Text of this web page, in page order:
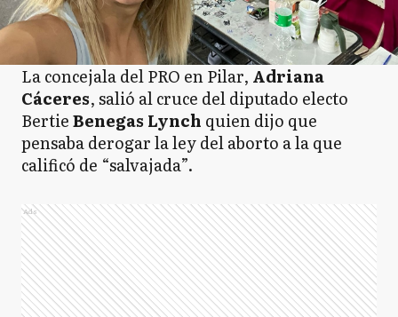
La concejala del PRO en Pilar, Adriana
Cáceres, salió al cruce del diputado electo
BertieBenegas Lynch quien dijo que
pensaba derogar la ley del aborto a la que
calificó de “salvajada”.
Ads